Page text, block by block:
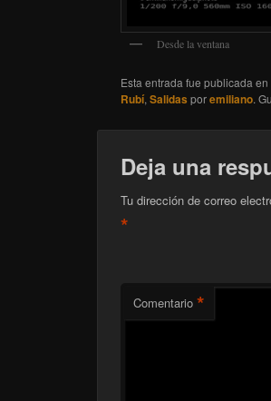
Desde la ventana
Esta entrada fue publicada en
Rubí, Salidas poremiliano.
Deja una
Tu dirección de correo
*
Comentario *